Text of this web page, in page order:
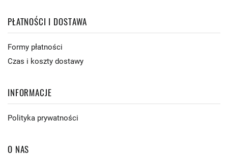
PŁATNOŚCI I DOSTAWA
Formy płatności
Czas i koszty dostawy
INFORMACJE
Polityka prywatności
O NAS